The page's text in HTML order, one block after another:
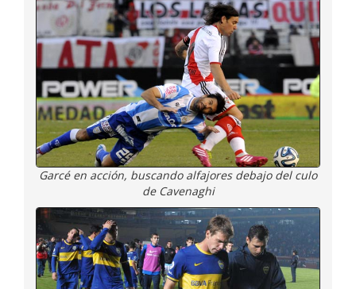
Garcé en acción, buscando alfajores debajo del culo
de Cavenaghi